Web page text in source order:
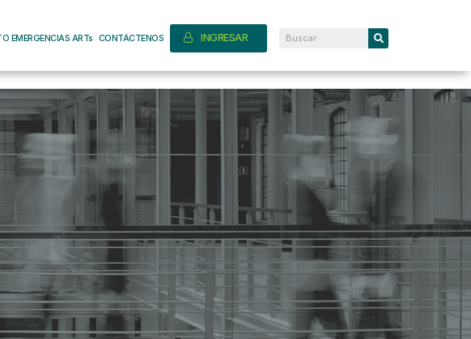
EMERGENCIAS ARTs CONTÁCTENOS INGRESAR